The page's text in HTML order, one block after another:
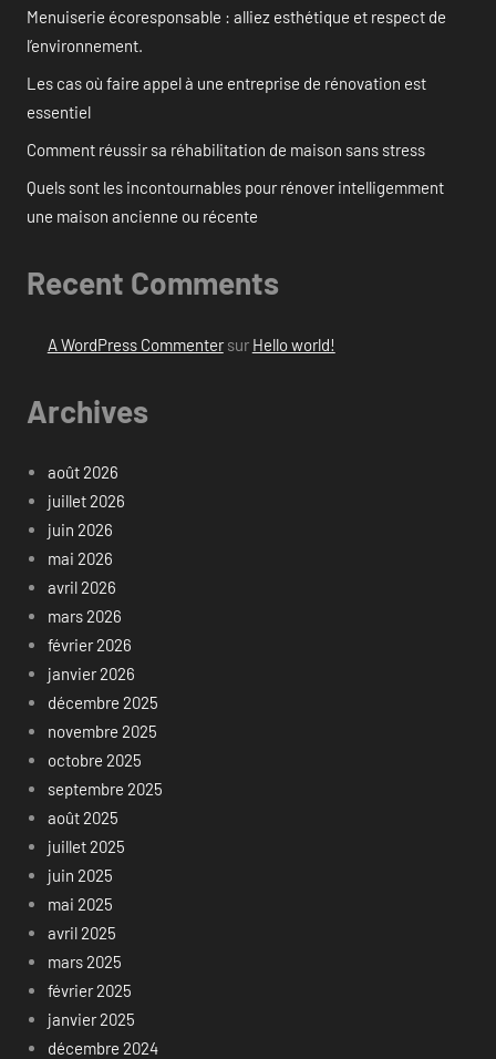
Menuiserie écoresponsable : alliez esthétique et respect de
l’environnement.
Les cas où faire appel à une entreprise de rénovation est
essentiel
Comment réussir sa réhabilitation de maison sans stress
Quels sont les incontournables pour rénover intelligemment
une maison ancienne ou récente
Recent Comments
A WordPress Commentersur Hello world!
Archives
août 2026
juillet 2026
juin 2026
mai 2026
avril 2026
mars 2026
février 2026
janvier 2026
décembre 2025
novembre 2025
octobre 2025
septembre 2025
août 2025
juillet 2025
juin 2025
mai 2025
avril 2025
mars 2025
février 2025
janvier 2025
décembre 2024